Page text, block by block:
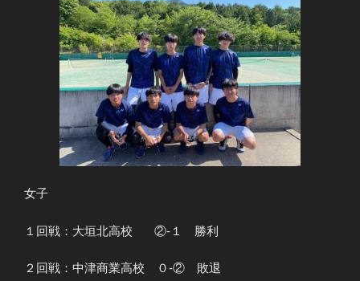
女子
１回戦：大垣北高校 ②-１ 勝利
２回戦：中津商業高校 ０-② 敗退